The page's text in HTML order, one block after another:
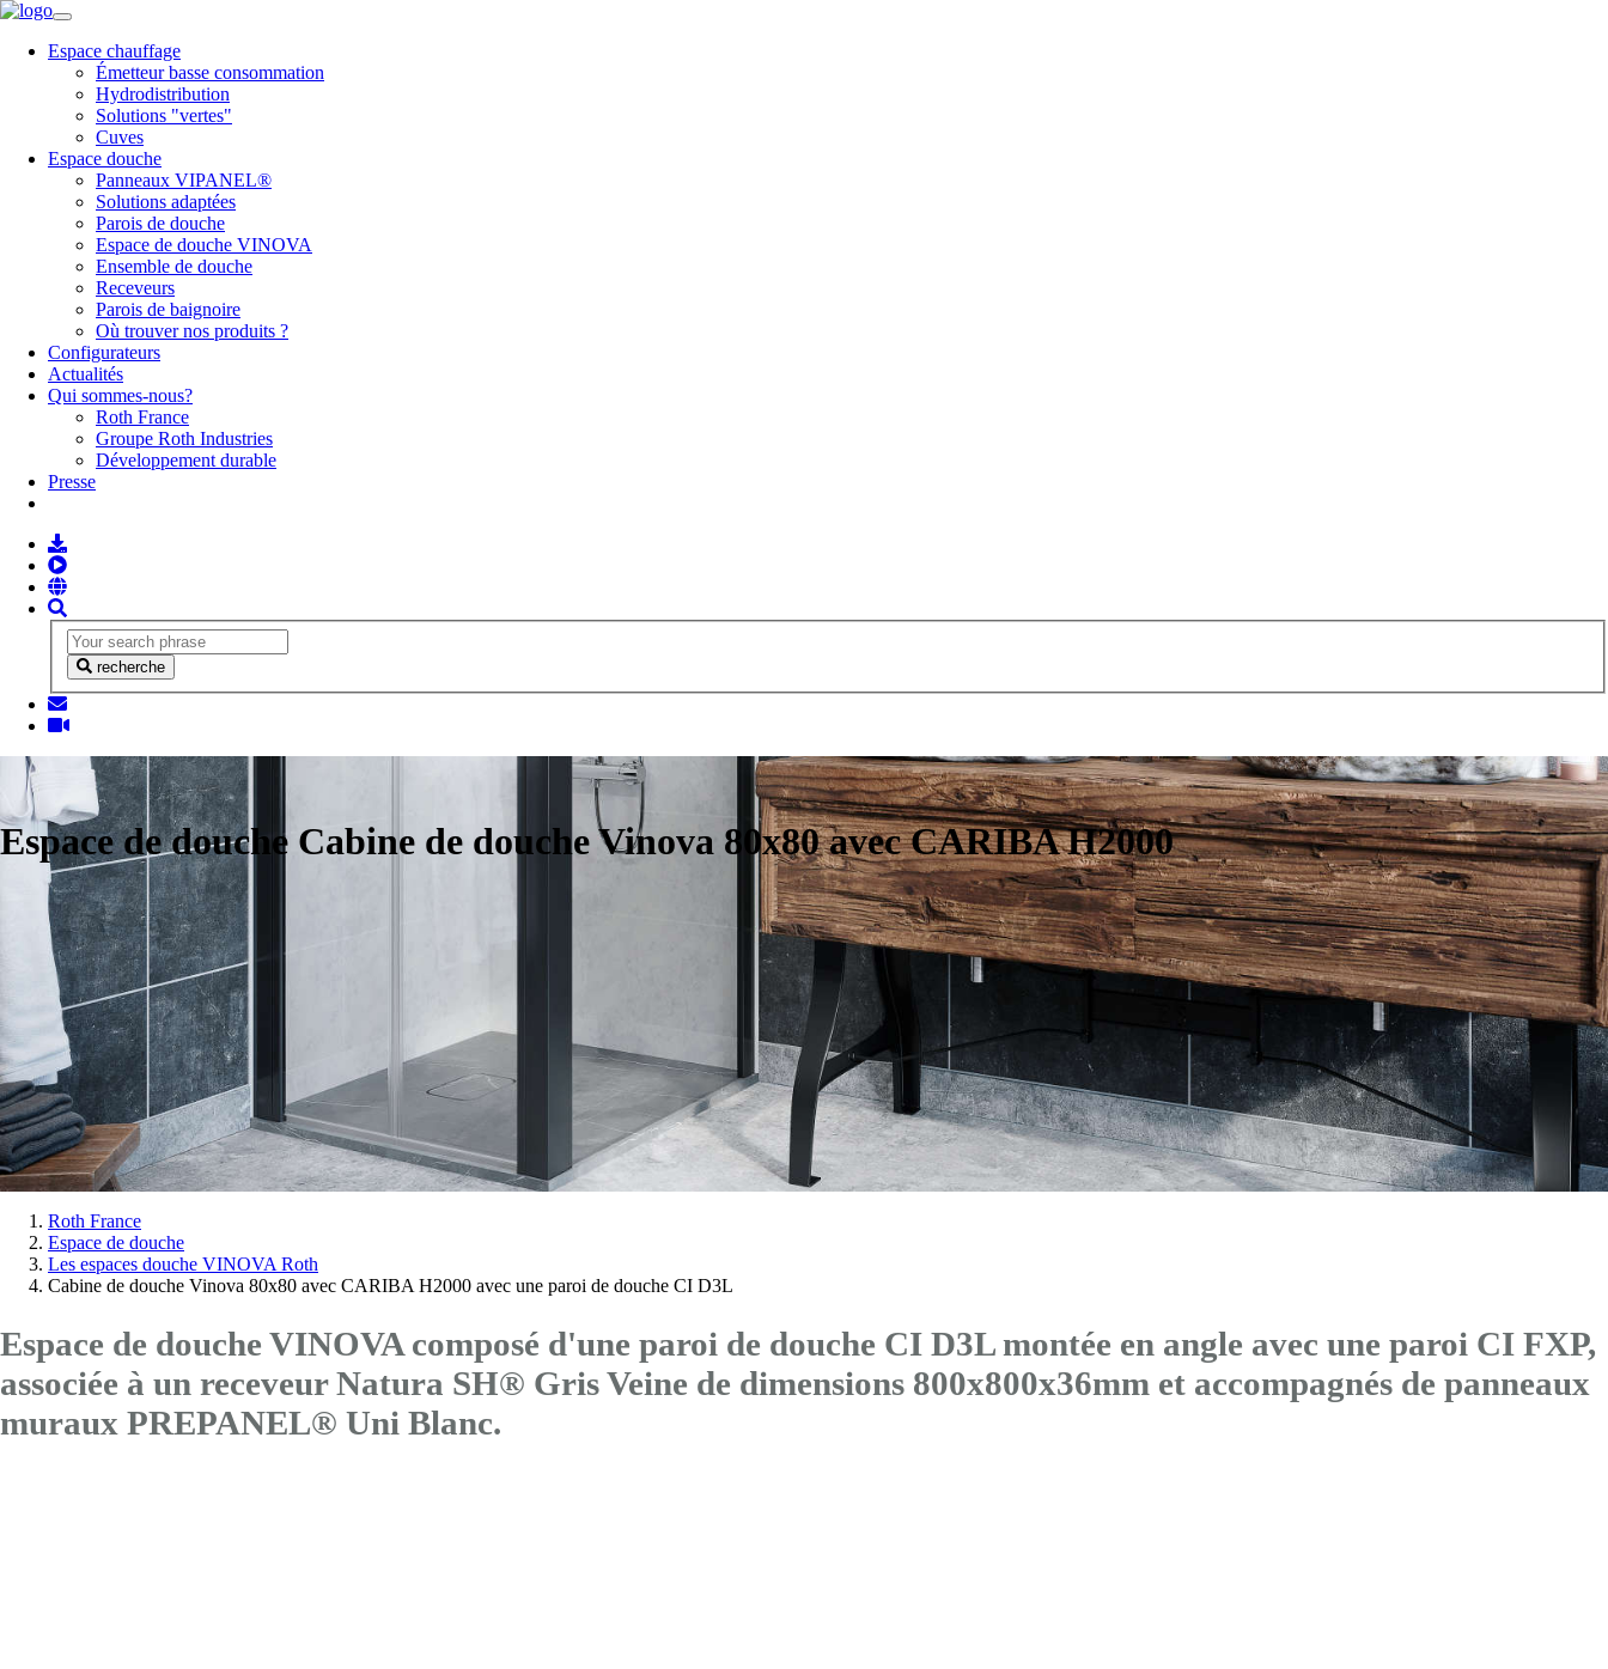
Espace chauffage
Émetteur basse consommation
Hydrodistribution
Solutions "vertes"
Cuves
Espace douche
Panneaux VIPANEL®
Solutions adaptées
Parois de douche
Espace de douche VINOVA
Ensemble de douche
Receveurs
Parois de baignoire
Où trouver nos produits ?
Configurateurs
Actualités
Qui sommes-nous?
Roth France
Groupe Roth Industries
Développement durable
Presse
recherche
Espace de douche Cabine de douche Vinova 80x80 avec CARIBA H2000
Vous
êtes
Roth France
Espace de douche
Les espaces douche VINOVA Roth
Cabine de douche Vinova 80x80 avec CARIBA H2000 avec une paroi de douche CI D3L
Espace de douche VINOVA composé d'une paroi de douche CI D3L montée en angle avec une paroi CI FXP,
associée à un receveur Natura SH® Gris Veine de dimensions 800x800x36mm et accompagnés de panneaux
muraux PREPANEL® Uni Blanc.